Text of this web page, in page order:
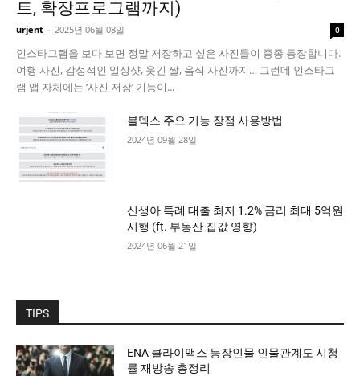
트, 확장프로그램까지)
urjent - 2025년 06월 08일 0
인스타그램을 보다 보면 정말 저장하고 싶은 사진들이 종종 등장합니다.
여행 사진, 감성적인 일상샷, 웃긴 짤, 음식 사진까지… 그런데 인스타그
램 앱 자체에는 ‘사진 저장’ 기능이...
블덱스 주요 기능 장점 사용방법
2024년 09월 28일
신생아 특례 대출 최저 1.2% 금리 최대 5억원
시행 (ft. 부동산 집값 영향)
2024년 06월 21일
TIPS
ENA 클라이맥스 등장인물 인물관계도 시청
률 재방송 총정리